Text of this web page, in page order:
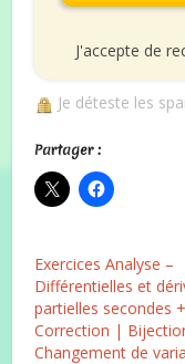
J'accepte de
Je déteste les
Partager :
Exercices Analyse –
Différentielles et
partielles secondes +
Correction |
Changement de